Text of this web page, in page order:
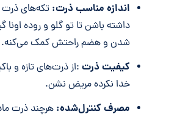
اندازه مناسب ذرت: تکه‌های ذرت
داشته باشن تا تو گلو و روده اونا
شدن و هضم راحتش کمک می‌کنه.
کیفیت ذرت :از ذرت‌های تازه و
خدا نکرده مریض نشن.
مصرف کنترل‌شده: هرچند ذرت